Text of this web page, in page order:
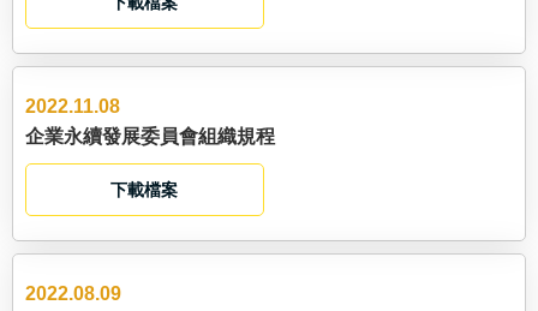
2022.11.08
企業永續發展委員會組織規程
下載檔案
2022.08.09